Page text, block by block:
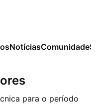
NotíciasComunidade
para o período